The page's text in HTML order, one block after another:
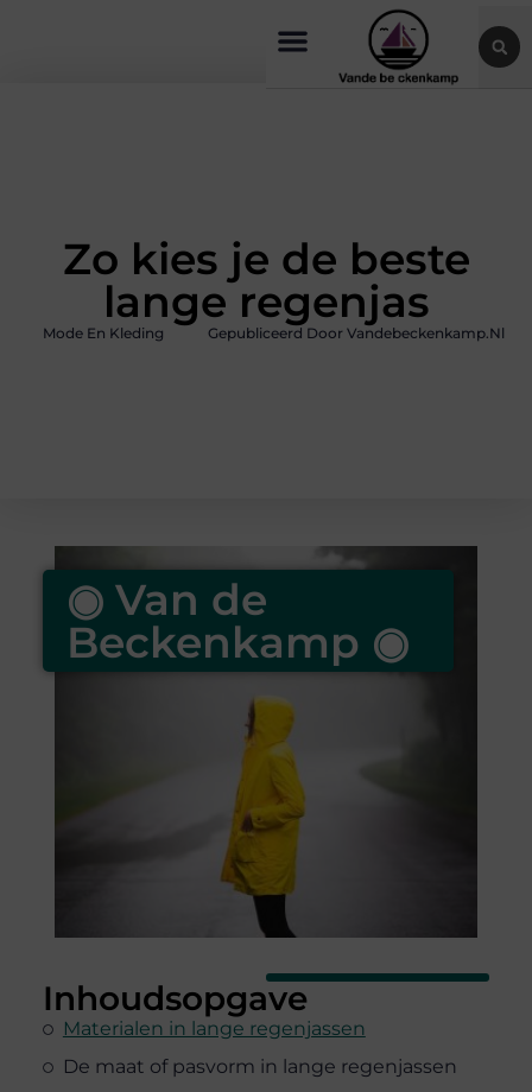
Zo kies je de beste
lange regenjas
Mode En Kleding Gepubliceerd Door Vandebeckenkamp.nl
Inhoudsopgave
Materialen in lange regenjassen
De maat of pasvorm in lange regenjassen
◉ Van de
Beckenkamp ◉